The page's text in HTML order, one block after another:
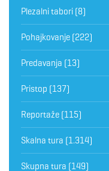
Plezalni tabori (8)
Pohajkovanje (222)
Predavanja (13)
Pristop (137)
Reportaže (115)
Skalna tura (1.314)
Skupna tura (149)